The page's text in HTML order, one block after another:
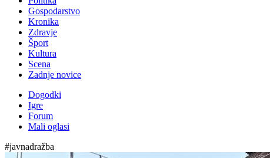
Gospodarstvo
Kronika
Zdravje
Šport
Kultura
Scena
Zadnje novice
Dogodki
Igre
Forum
Mali oglasi
#javnadražba